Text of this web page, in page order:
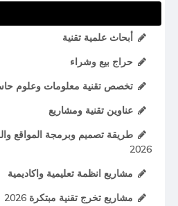
أبحاث علمية تقنية
حراج بيع وشراء
تخصص تقنية معلومات وعلوم
عناوين تقنية ومشاريع
طريقة تصميم وبرمجة المواقع
2026
مشاريع انظمة تعليمية واكاديمية
مشاريع تخرج تقنية مبتكرة 2026